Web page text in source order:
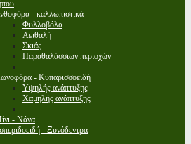
- καλλωπιστικά
Φυλλοβόλα
Αειθαλή
Σκιάς
Παραθαλάσσιων περιοχών
- Κυπαρισσοειδή
Υψηλής ανάπτυξης
Χαμηλής ανάπτυξης
- Νάνα
- Ξυνόδεντρα